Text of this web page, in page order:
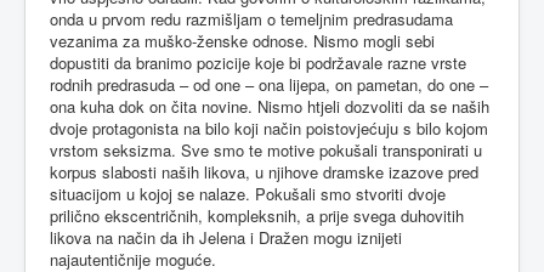
onda u prvom redu razmišljam o temeljnim predrasudama
vezanima za muško-ženske odnose. Nismo mogli sebi
dopustiti da branimo pozicije koje bi podržavale razne vrste
rodnih predrasuda – od one – ona lijepa, on pametan, do one –
ona kuha dok on čita novine. Nismo htjeli dozvoliti da se naših
dvoje protagonista na bilo koji način poistovjećuju s bilo kojom
vrstom seksizma. Sve smo te motive pokušali transponirati u
korpus slabosti naših likova, u njihove dramske izazove pred
situacijom u kojoj se nalaze. Pokušali smo stvoriti dvoje
prilično ekscentričnih, kompleksnih, a prije svega duhovitih
likova na način da ih Jelena i Dražen mogu iznijeti
najautentičnije moguće.